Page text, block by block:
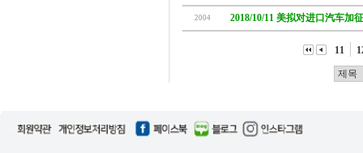
2004 2018/10/11 美拟对进口汽车加
11